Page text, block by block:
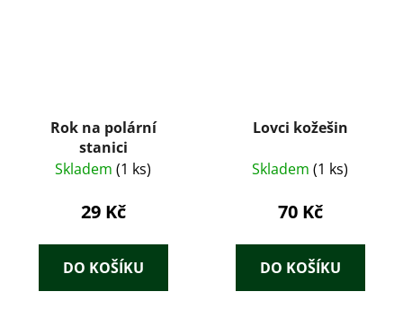
Rok na polární
stanici
Skladem (1 ks)
29 Kč
DO KOŠÍKU
Lovci kožešin
Skladem (1 ks)
70 Kč
DO KOŠÍKU